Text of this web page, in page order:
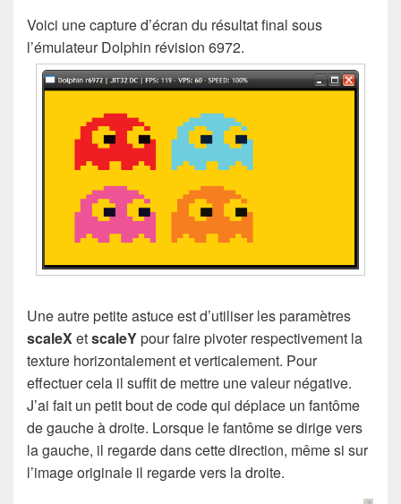
Voici une capture d’écran du résultat final sous
l’émulateur Dolphin révision 6972.
Une autre petite astuce est d’utiliser les paramètres
scaleXetscaleYpour faire pivoter respectivement la
texture horizontalement et verticalement. Pour
effectuer cela il suffit de mettre une valeur négative.
J’ai fait un petit bout de code qui déplace un fantôme
de gauche à droite. Lorsque le fantôme se dirige vers
la gauche, il regarde dans cette direction, même si sur
l’image originale il regarde vers la droite.